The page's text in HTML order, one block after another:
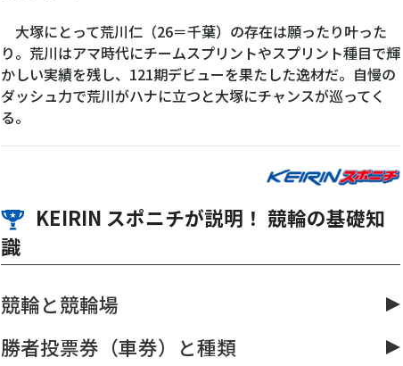
大塚にとって荒川仁（26＝千葉）の存在は願ったり叶った
り。荒川はアマ時代にチームスプリントやスプリント種目で輝
かしい実績を残し、121期デビューを果たした逸材だ。自慢の
ダッシュ力で荒川がハナに立つと大塚にチャンスが巡ってく
る。
KEIRIN スポニチが説明！ 競輪の基礎知
識
競輪と競輪場
勝者投票券（車券）と種類